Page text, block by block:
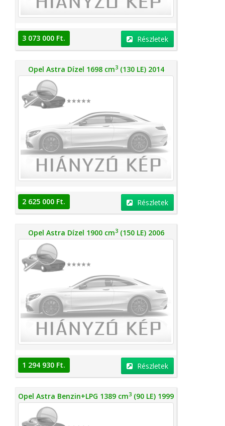
3 073 000 Ft. Részletek
Opel Astra Dízel 1698 cm3(130 LE) 2014
2 625 000 Ft. Részletek
Opel Astra Dízel 1900 cm3(150 LE) 2006
1 294 930 Ft. Részletek
Opel Astra Benzin+LPG 1389 cm3 (90 LE) 1999